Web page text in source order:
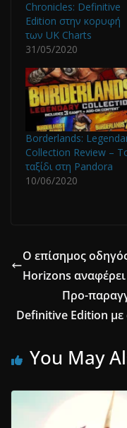
Chronicles: Definitive
Edition στην κορυφή
των UK Charts
31/05/2020
Borderlands:
Collection Review –
ταξίδι στη Pandora
10/06/2020
Ο επίσημος
Horizons
Προ-
Definitive Edition με
You May